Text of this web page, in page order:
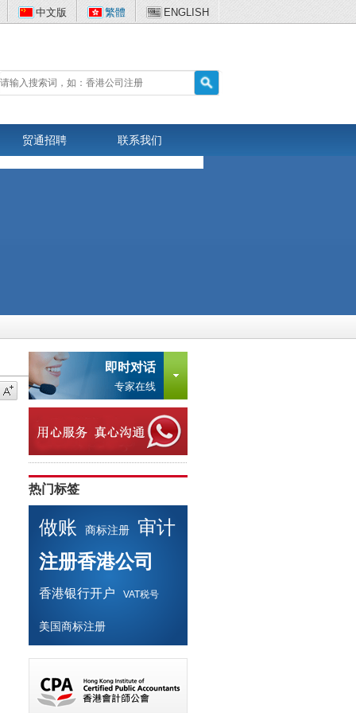
中文版 繁體 ENGLISH
贸通招聘 联系我们
即时对话
专家在线
热门标签
做账 商标注册
审计
注册香港公司
香港银行开户 VAT税号
美国商标注册